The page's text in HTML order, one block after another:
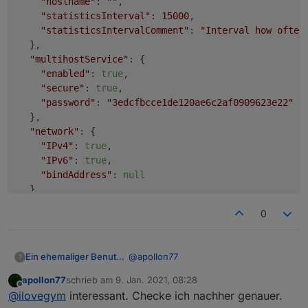
"statisticsInterval" : 15000,
"statisticsIntervalComment" :
"Interval how
  },
"multihostService" : {
"enabled" : true,
"secure" : true,
"password" :
"3edcfbcce1de120ae6c2af0909623e22"
  },
"network" : {
"IPv4" : true,
"IPv6" : true,
"bindAddress" : null
  },
"port": 6379,
"user"
: ""
"pass"
:
"noFileCache"
0
? Ein ehemaliger Benutzer @apollon77
setup custom
Offline
apollon77schrieb am 9. Jan. 2021, 08:28
zuletzt editiert von
@ilovegym interessant. Checke ich nachher genauer.